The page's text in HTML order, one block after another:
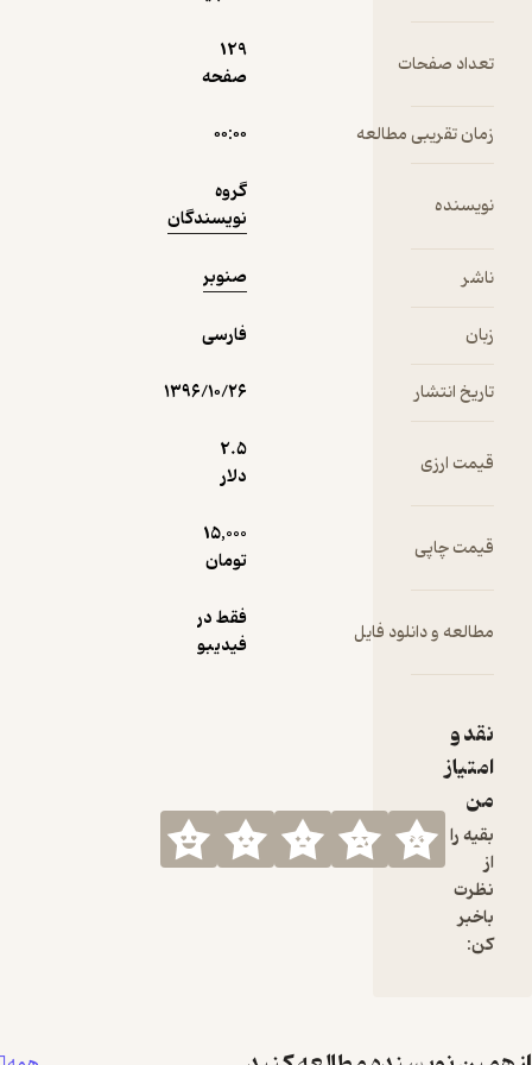
تعداد صفحات
129
صفحه
زمان تقریبی مطالعه ۰۰:۰۰
نویسنده
گروه
نویسندگان
ناشر صنوبر
زبان فارسی
تاریخ انتشار ۱۳۹۶/۱۰/۲۶
قیمت ارزی
2.۵
دلار
قیمت چاپی
15,000
تومان
مطالعه و دانلود فایل
فقط در
فیدیبو
نقد و
امتیاز
من
بقیه را
نظرت
باخبر
کن:
نمونه